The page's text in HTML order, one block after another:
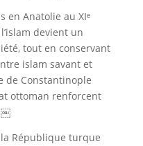
en Anatolie au XIᵉ
devient un
tout en conservant
islam savant et
de Constantinople
ottoman renforcent
￼
la République turque